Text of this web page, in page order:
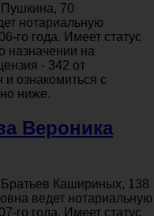
Пушкина, 70
нотариальную
го года. Имеет статус
назначении на
- 342 от
ознакомиться с
ниже.
Вероника
Братьев Кашириных, 138
ведет нотариальную
го года. Имеет статус